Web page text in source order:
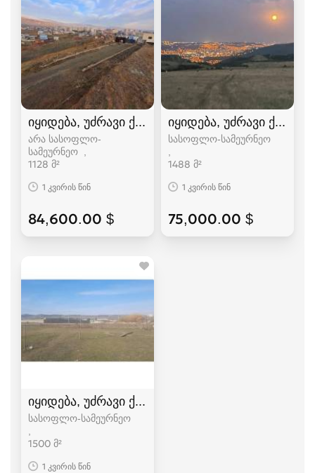
იყიდება, უძრავი ქონება, მიწის ნაკვეთები
არა სასოფლო-
სამეურნეო
1128 მ²
1 კვირის წინ
84,600.00 $
იყიდება, უძრავი
სასოფლო-სამეურნეო
1488 მ²
1 კვირის წინ
75,000.00 $
იყიდება, უძრავი ქონება, მიწის ნაკვეთები
სასოფლო-სამეურნეო
1500 მ²
1 კვირის წინ